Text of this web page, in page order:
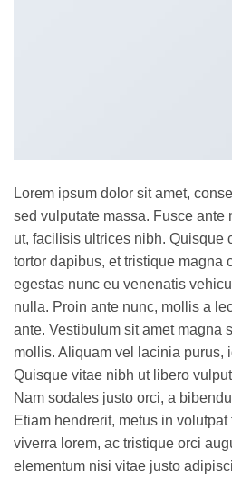
Lorem ipsum dolor sit amet,
sed vulputate massa. Fusce ante
ut, facilisis ultrices nibh. Quisque
tortor dapibus, et tristique magna
egestas nunc eu venenatis
nulla. Proin ante nunc, mollis a
ante. Vestibulum sit amet magna
mollis. Aliquam vel lacinia purus,
Quisque vitae nibh ut libero
Nam sodales justo orci, a
Etiam hendrerit, metus in
viverra lorem, ac tristique orci
elementum nisi vitae justo